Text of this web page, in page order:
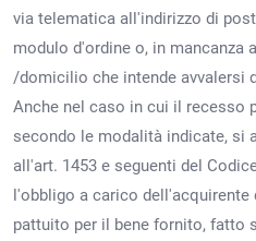
via telematica all'indirizzo di
modulo d'ordine o, in mancanza
/domicilio che intende avvalersi
Anche nel caso in cui il recesso
secondo le modalità indicate, si
all'art. 1453 e seguenti del
l'obbligo a carico dell'acquirente
pattuito per il bene fornito, fatto